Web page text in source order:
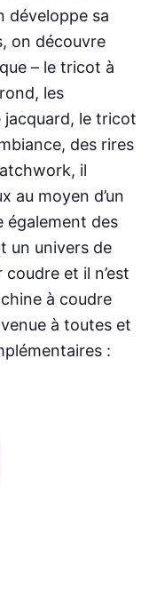
développe sa
on découvre
– le tricot à
les
jacquard, le tricot
des rires
il
au moyen d’un
également des
un univers de
et il n’est
à coudre
à toutes et
: